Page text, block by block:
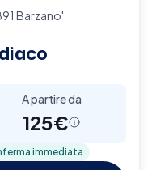
Barzano'
A partire da
125€
immediata